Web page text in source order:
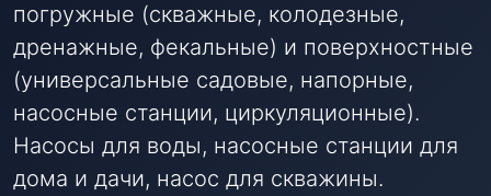
погружные (скважные, колодезные,
дренажные, фекальные) и поверхностные
(универсальные садовые, напорные,
насосные станции, циркуляционные).
Насосы для воды, насосные станции для
дома и дачи, насос для скважины.